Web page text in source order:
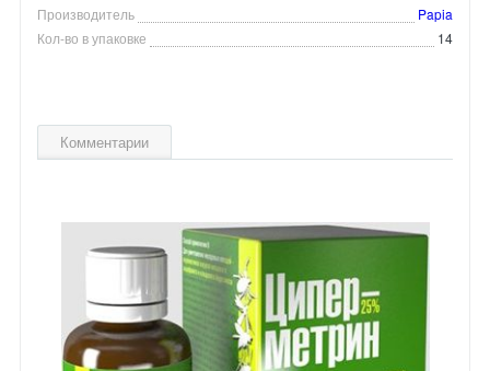
Производитель
Papia
Кол-во в упаковке
14
Комментарии